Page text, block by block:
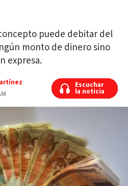
puede debitar del
monto de dinero sino
expresa.
Escuchar
la noticia
Escuchar
la noticia